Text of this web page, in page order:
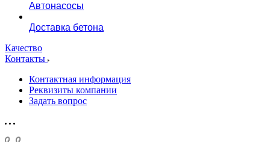
Автонасосы
Доставка бетона
Качество
Контакты
Контактная информация
Реквизиты компании
Задать вопрос